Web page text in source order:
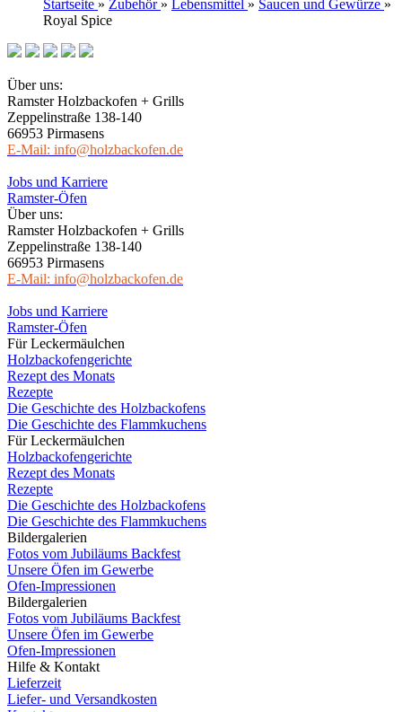
Startseite » Zubehör » Lebensmittel » Saucen und Gewürze »
Royal Spice
Über uns:
Ramster Holzbackofen + Grills
Zeppelinstraße 138-140
66953 Pirmasens
E-Mail: info@holzbackofen.de
Jobs und Karriere
Ramster-Öfen
Über uns:
Ramster Holzbackofen + Grills
Zeppelinstraße 138-140
66953 Pirmasens
E-Mail: info@holzbackofen.de
Jobs und Karriere
Ramster-Öfen
Für Leckermäulchen
Holzbackofengerichte
Rezept des Monats
Rezepte
Die Geschichte des Holzbackofens
Die Geschichte des Flammkuchens
Für Leckermäulchen
Holzbackofengerichte
Rezept des Monats
Rezepte
Die Geschichte des Holzbackofens
Die Geschichte des Flammkuchens
Bildergalerien
Fotos vom Jubiläums Backfest
Unsere Öfen im Gewerbe
Ofen-Impressionen
Bildergalerien
Fotos vom Jubiläums Backfest
Unsere Öfen im Gewerbe
Ofen-Impressionen
Hilfe & Kontakt
Lieferzeit
Liefer- und Versandkosten